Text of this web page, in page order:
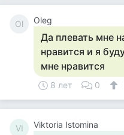
Ol Oleg
Да плевать мне
нравится и я
мне нравится
8 лет 0
VI Viktoria Istomina